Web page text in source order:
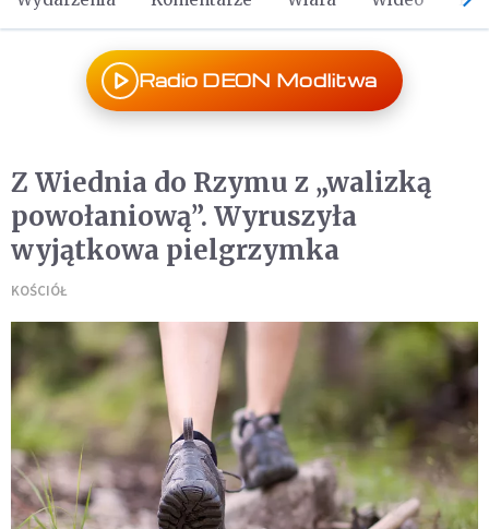
Radio DEON Modlitwa
Z Wiednia do Rzymu z „walizką
powołaniową”. Wyruszyła
wyjątkowa pielgrzymka
KOŚCIÓŁ